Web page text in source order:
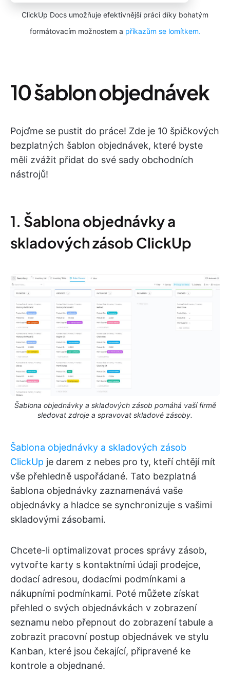
ClickUp Docs umožňuje efektivnější práci díky bohatým
formátovacím možnostem a příkazům se lomítkem.
10 šablon objednávek
Pojďme se pustit do práce! Zde je 10 špičkových
bezplatných šablon objednávek, které byste
měli zvážit přidat do své sady obchodních
nástrojů!
1. Šablona objednávky a
skladových zásob ClickUp
Šablona objednávky a skladových zásob pomáhá vaší firmě
sledovat zdroje a spravovat skladové zásoby.
Šablona objednávky a skladových zásob
ClickUp je darem z nebes pro ty, kteří chtějí mít
vše přehledně uspořádané. Tato bezplatná
šablona objednávky zaznamenává vaše
objednávky a hladce se synchronizuje s vašimi
skladovými zásobami.
Chcete-li optimalizovat proces správy zásob,
vytvořte karty s kontaktními údaji prodejce,
dodací adresou, dodacími podmínkami a
nákupními podmínkami. Poté můžete získat
přehled o svých objednávkách v zobrazení
seznamu nebo přepnout do zobrazení tabule a
zobrazit pracovní postup objednávek ve stylu
Kanban, které jsou čekající, připravené ke
kontrole a objednané.